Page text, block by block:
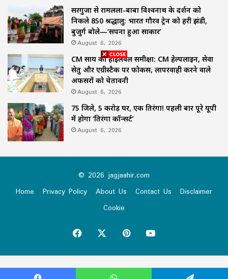
सरगुजा से रामलला-बाबा विश्वनाथ के दर्शन को
निकले 850 श्रद्धालु: भारत गौरव ट्रेन को हरी झंडी,
बुजुर्ग बोले—‘सपना हुआ साकार’
August 6, 2026
CM साय की हाईलेवल समीक्षा: CM हेल्पलाइन, सेवा
सेतु और एग्रीस्टैक पर फोकस, लापरवाही करने वाले
अफसरों को चेतावनी
August 6, 2026
75 जिले, 5 करोड़ घर, एक तिरंगा! पहली बार पूरे यूपी
में होगा ‘तिरंगा कॉन्सर्ट’
August 6, 2026
© 2026 jagjaahir.com
Home
Privacy Policy About Us Contact Us
Disclaimer
Cookie
Facebook PinterestYouTube